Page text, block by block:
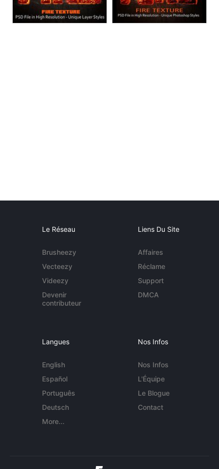
Le Réseau
Brusheezy
Vecteezy
Videezy
Devenir
contributeur
Liens Du Site
Affaires
Réclame
Support
DMCA
Langues
English
Español
Português
Deutsch
More...
Nos Infos
Nos Infos
L'Équipe
Le Blogue
Contact